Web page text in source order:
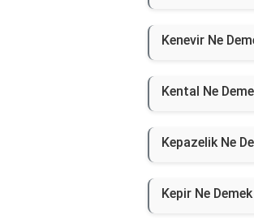
Kenevir Ne
Kental Ne
Kepazelik Ne
Kepir Ne Demek